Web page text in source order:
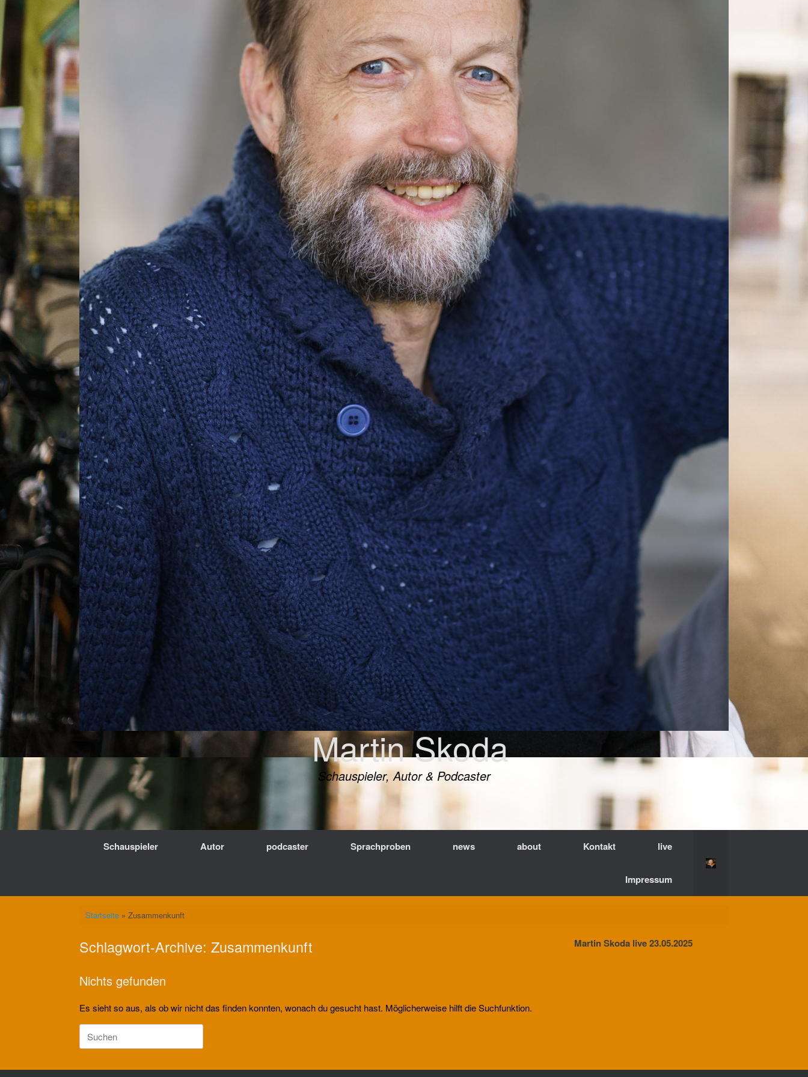
Martin Skoda
Schauspieler, Autor & Podcaster
Schauspieler Autor podcaster Sprachproben news about Kontakt live
Impressum
Startseite» Zusammenkunft
Schlagwort-Archive: Zusammenkunft
Nichts gefunden
Es sieht so aus, als ob wir nicht das finden konnten, wonach du gesucht hast. Möglicherweise hilft die Suchfunktion.
nach:
Martin Skoda live 23.05.2025